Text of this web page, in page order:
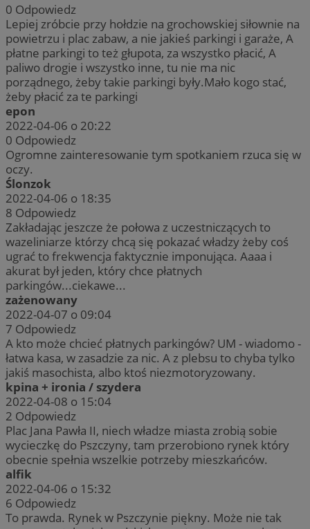
0 Odpowiedz
Lepiej zróbcie przy hołdzie na grochowskiej siłownie na
powietrzu i plac zabaw, a nie jakieś parkingi i garaże, A
płatne parkingi to też głupota, za wszystko płacić, A
paliwo drogie i wszystko inne, tu nie ma nic
porządnego, żeby takie parkingi były.Mało kogo stać,
żeby płacić za te parkingi
epon
2022-04-06 o 20:22
0 Odpowiedz
Ogromne zainteresowanie tym spotkaniem rzuca się w
oczy.
Ślonzok
2022-04-06 o 18:35
8 Odpowiedz
Zakładając jeszcze że połowa z uczestniczących to
wazeliniarze którzy chcą się pokazać władzy żeby coś
ugrać to frekwencja faktycznie imponująca. Aaaa i
akurat był jeden, który chce płatnych
parkingów...ciekawe...
zażenowany
2022-04-07 o 09:04
7 Odpowiedz
A kto może chcieć płatnych parkingów? UM - wiadomo -
łatwa kasa, w zasadzie za nic. A z plebsu to chyba tylko
jakiś masochista, albo ktoś niezmotoryzowany.
kpina + ironia / szydera
2022-04-08 o 15:04
2 Odpowiedz
Plac Jana Pawła II, niech władze miasta zrobią sobie
wycieczkę do Pszczyny, tam przerobiono rynek który
obecnie spełnia wszelkie potrzeby mieszkańców.
alfik
2022-04-06 o 15:32
6 Odpowiedz
To prawda. Rynek w Pszczynie piękny. Może nie tak